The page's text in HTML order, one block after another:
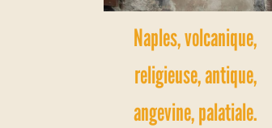
Naples, volcanique,
religieuse, antique,
angevine, palatiale.